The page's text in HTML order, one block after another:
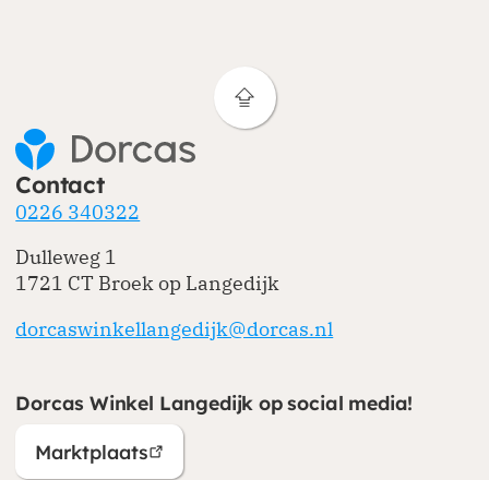
Contact
0226 340322
Dulleweg 1
1721 CT Broek op Langedijk
dorcaswinkellangedijk@dorcas.nl
Dorcas Winkel Langedijk op social media!
Marktplaats
(opent in nieuw venster)